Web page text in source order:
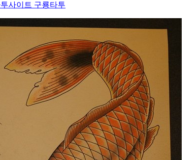
사이트 구룡타투